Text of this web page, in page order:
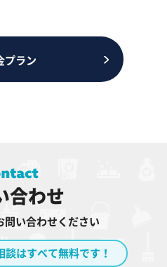
プラン
合わせ
問い合わせください
談はすべて無料です！